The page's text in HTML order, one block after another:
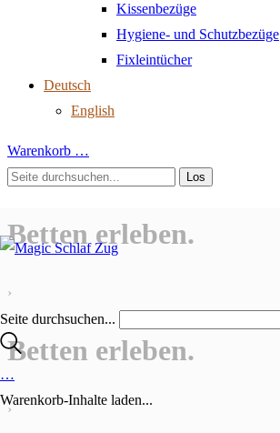
Kissenbezüge
Hygiene- und Schutzbezüge
Fixleintücher
Deutsch
English
Warenkorb …
Seite durchsuchen...
…
Warenkorb-Inhalte laden...
Betten erleben.
›
Betten erleben.
›